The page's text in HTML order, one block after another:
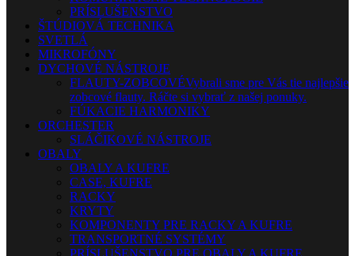
PRÍSLUŠENSTVO
ŠTÚDIOVÁ TECHNIKA
SVETLÁ
MIKROFÓNY
DYCHOVÉ NÁSTROJE
FLAUTY-ZOBCOVÉVybrali sme pre Vás tie najlepšie
zobcové flauty. Ráčte si vybrať z našej ponuky.
FÚKACIE HARMONIKY
ORCHESTER
SLÁČIKOVÉ NÁSTROJE
OBALY
OBALY A KUFRE
CASE, KUFRE
RACKY
KRYTY
KOMPONENTY PRE RACKY A KUFRE
TRANSPORTNÉ SYSTÉMY
PRÍSLUŠENSTVO PRE OBALY A KUFRE